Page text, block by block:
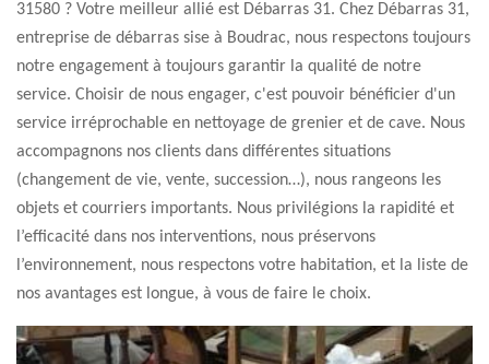
31580 ? Votre meilleur allié est Débarras 31. Chez Débarras 31,
entreprise de débarras sise à Boudrac, nous respectons toujours
notre engagement à toujours garantir la qualité de notre
service. Choisir de nous engager, c'est pouvoir bénéficier d'un
service irréprochable en nettoyage de grenier et de cave. Nous
accompagnons nos clients dans différentes situations
(changement de vie, vente, succession…), nous rangeons les
objets et courriers importants. Nous privilégions la rapidité et
l’efficacité dans nos interventions, nous préservons
l’environnement, nous respectons votre habitation, et la liste de
nos avantages est longue, à vous de faire le choix.